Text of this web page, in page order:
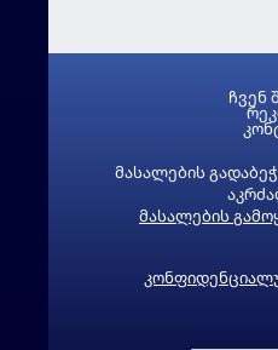
მასალების
მასალების
ჩვენ